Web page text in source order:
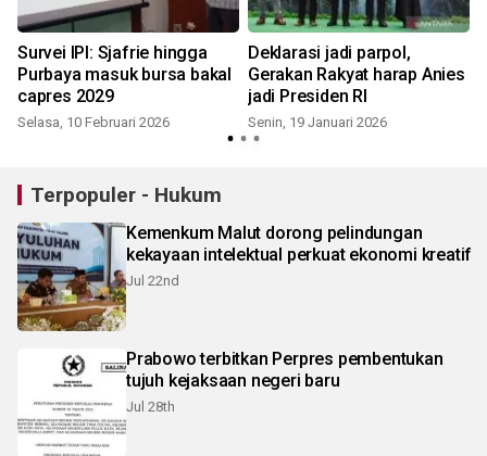
Survei IPI: Sjafrie hingga
Purbaya masuk bursa bakal
capres 2029
Selasa, 10 Februari 2026
Deklarasi jadi parpol,
Gerakan Rakyat harap Anies
jadi Presiden RI
Senin, 19 Januari 2026
Terpopuler - Hukum
Kemenkum Malut dorong pelindungan
kekayaan intelektual perkuat ekonomi kreatif
Jul 22nd
Prabowo terbitkan Perpres pembentukan
tujuh kejaksaan negeri baru
Jul 28th